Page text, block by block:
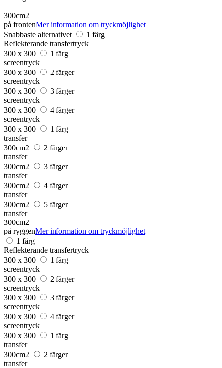
300cm2
på frontenMer information om tryckmöjlighet
Snabbaste alternativet
1 färg
Reflekterande transfertryck
300 x 300
1 färg
screentryck
300 x 300
2 färger
screentryck
300 x 300
3 färger
screentryck
300 x 300
4 färger
screentryck
300 x 300
1 färg
transfer
300cm2
2 färger
transfer
300cm2
3 färger
transfer
300cm2
4 färger
transfer
300cm2
5 färger
transfer
300cm2
på ryggenMer information om tryckmöjlighet
1 färg
Reflekterande transfertryck
300 x 300
1 färg
screentryck
300 x 300
2 färger
screentryck
300 x 300
3 färger
screentryck
300 x 300
4 färger
screentryck
300 x 300
1 färg
transfer
300cm2
2 färger
transfer